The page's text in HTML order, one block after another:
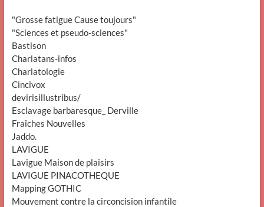
"Grosse fatigue Cause toujours"
"Sciences et pseudo-sciences"
Bastison
Charlatans-infos
Charlatologie
Cincivox
devirisillustribus/
Esclavage barbaresque_ Derville
Fraîches Nouvelles
Jaddo.
LAVIGUE
Lavigue Maison de plaisirs
LAVIGUE PINACOTHEQUE
Mapping GOTHIC
Mouvement contre la circoncision infantile